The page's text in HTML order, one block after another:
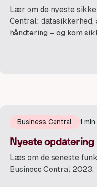
Lær om de nyeste
Central: datasikkerhed,
håndtering – og kom
Business Central 1
Nyeste opdatering
Læs om de seneste
Business Central 2023.